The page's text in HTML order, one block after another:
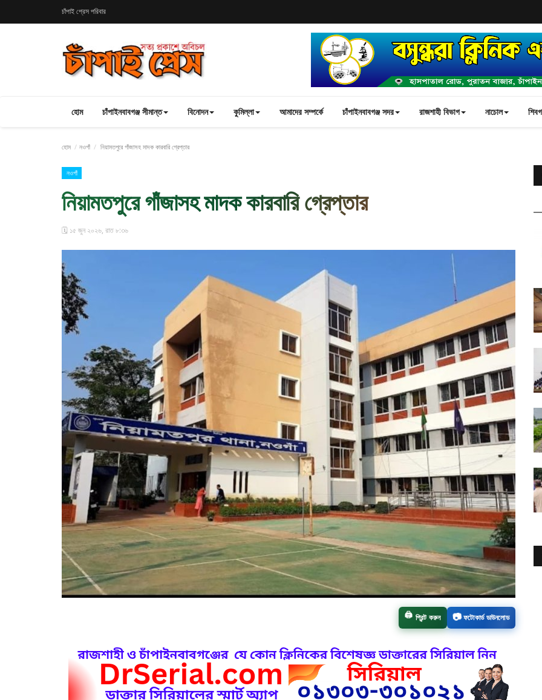
চাঁপাই প্রেস পরিবার
হোম চাঁপাইনবাবগঞ্জ সীমান্ত বিনোদন কুমিল্লা আমাদের সম্পর্কে চাঁপাইনবাবগঞ্জ সদর রাজশাহী বিভাগ নাচোল
হোম নওগাঁ নিয়ামতপুরে গাঁজাসহ মাদক কারবারি গ্রেপ্তার
নওগাঁ
নিয়ামতপুরে গাঁজাসহ মাদক কারবারি গ্রেপ্তার
🗓️ ১৫ জুন ২০২৬, রাত ৮:৩৬
🖨️ প্রিন্ট করুন 📷ফটোকার্ড ডাউনলোড